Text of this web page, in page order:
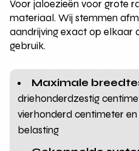
Voor jaloezieën voor grote
materiaal. Wij stemmen
aandrijving exact op elkaar
gebruik.
Maximale
driehonderdzestig
vierhonderd centimeter
belasting